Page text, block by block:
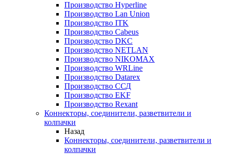
Производство Hyperline
Производство Lan Union
Производство ITK
Производство Cabeus
Производство DKC
Производство NETLAN
Производство NIKOMAX
Производство WRLine
Производство Datarex
Производство ССД
Производство EKF
Производство Rexant
Коннекторы, соединители, разветвители и
колпачки
Назад
Коннекторы, соединители, разветвители и
колпачки